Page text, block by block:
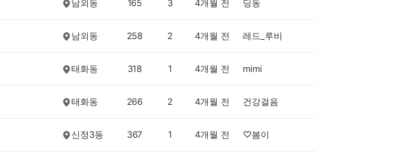
남외동 165 3 4개월 전 딩동
남외동 258 2 4개월 전 레드_루비
태화동 318 1 4개월 전 mimi
태화동 266 2 4개월 전 건강걸음
신정3동 367 1 4개월 전 ♡봄이